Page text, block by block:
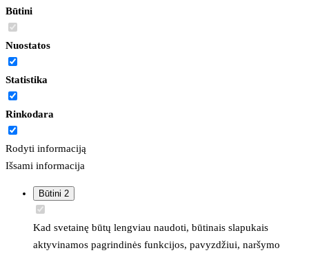
Būtini
Nuostatos
Statistika
Rinkodara
Rodyti informaciją
Išsami informacija
Būtini 2
Kad svetainę būtų lengviau naudoti, būtinais slapukais
aktyvinamos pagrindinės funkcijos, pavyzdžiui, naršymo